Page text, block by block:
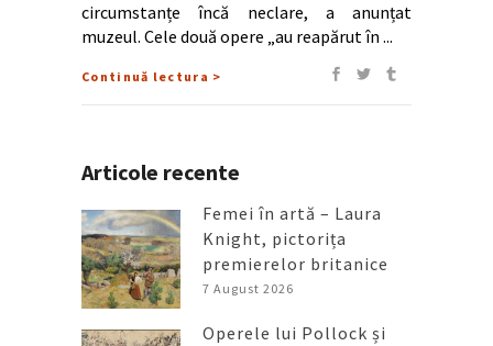
circumstanțe încă neclare, a anunțat
muzeul. Cele două opere „au reapărut în
Continuă lectura >
Articole recente
Femei în artă – Laura
Knight, pictorița
premierelor britanice
7 August 2026
Operele lui Pollock și